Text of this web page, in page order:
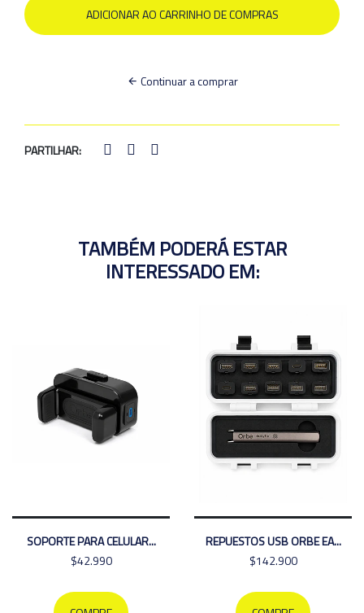
Continuar a comprar
PARTILHAR:
TAMBÉM PODERÁ ESTAR
INTERESSADO EM:
SOPORTE PARA CELULAR...
$42.990
REPUESTOS USB ORBE EA...
$142.900